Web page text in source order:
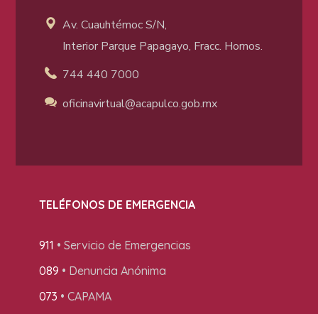
Av. Cuauhtémoc S/N,
Interior Parque Papagayo, Fracc. Hornos.
744 440 7000
oficinavirtual@acapulco.gob.mx
TELÉFONOS DE EMERGENCIA
911 • Servicio de Emergencias
089 • Denuncia Anónima
073 • CAPAMA